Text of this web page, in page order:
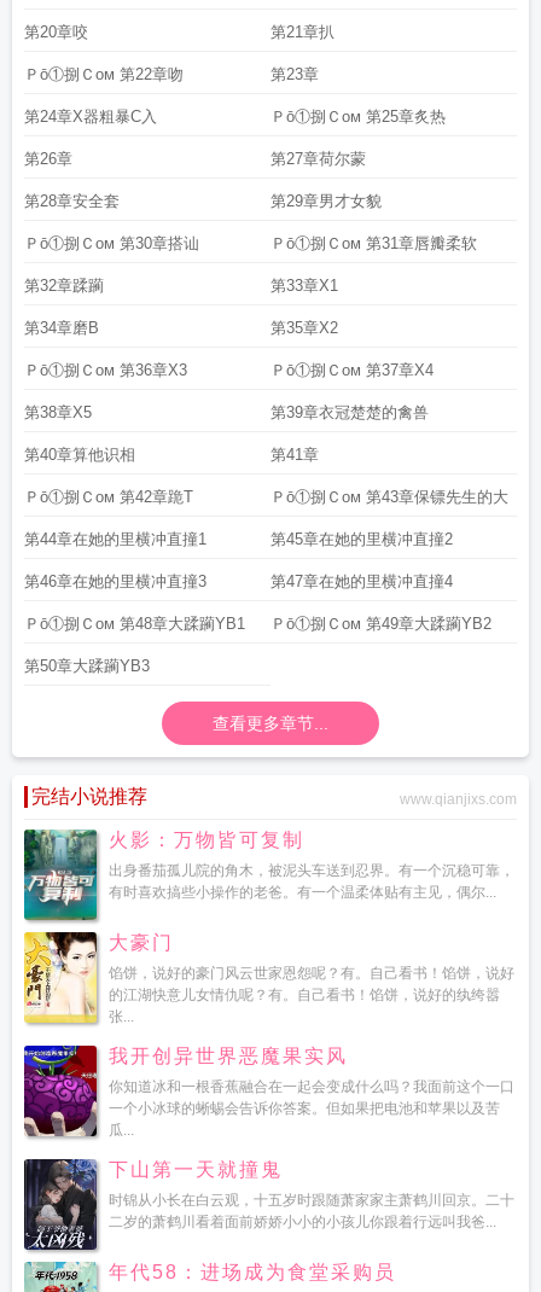
第20章咬 第21章扒
Ｐō①捌Ｃoм 第22章吻 第23章
第24章X器粗暴C入 Ｐō①捌Ｃoм 第25章炙热
第26章 第27章荷尔蒙
第28章安全套 第29章男才女貌
Ｐō①捌Ｃoм 第30章搭讪 Ｐō①捌Ｃoм 第31章唇瓣柔软
第32章蹂躏 第33章X1
第34章磨B 第35章X2
Ｐō①捌Ｃoм 第36章X3 Ｐō①捌Ｃoм 第37章X4
第38章X5 第39章衣冠楚楚的禽兽
第40章算他识相 第41章
Ｐō①捌Ｃoм 第42章跪T Ｐō①捌Ｃoм 第43章保镖先生的大
第44章在她的里横冲直撞1 第45章在她的里横冲直撞2
第46章在她的里横冲直撞3 第47章在她的里横冲直撞4
Ｐō①捌Ｃoм 第48章大蹂躏YB1 Ｐō①捌Ｃoм 第49章大蹂躏YB2
第50章大蹂躏YB3
查看更多章节...
完结小说推荐 www.qianjixs.com
火影：万物皆可复制
出身番茄孤儿院的角木，被泥头车送到忍界。有一个沉稳可靠，
有时喜欢搞些小操作的老爸。有一个温柔体贴有主见，偶尔...
大豪门
馅饼，说好的豪门风云世家恩怨呢？有。自己看书！馅饼，说好
的江湖快意儿女情仇呢？有。自己看书！馅饼，说好的纨绔嚣
张...
我开创异世界恶魔果实风
你知道冰和一根香蕉融合在一起会变成什么吗？我面前这个一口
一个小冰球的蜥蜴会告诉你答案。但如果把电池和苹果以及苦
瓜...
下山第一天就撞鬼
时锦从小长在白云观，十五岁时跟随萧家家主萧鹤川回京。二十
二岁的萧鹤川看着面前娇娇小小的小孩儿你跟着行远叫我爸...
年代58：进场成为食堂采购员